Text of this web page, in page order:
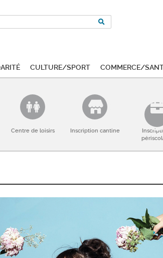
Culture/Sport Commerce/
Centre de loisirs Inscription cantine